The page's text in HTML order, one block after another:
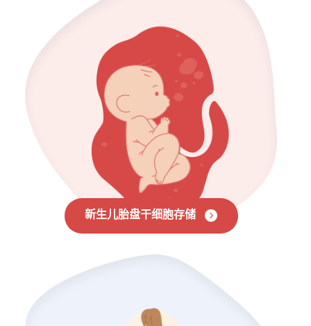
新生儿胎盘干细胞存储